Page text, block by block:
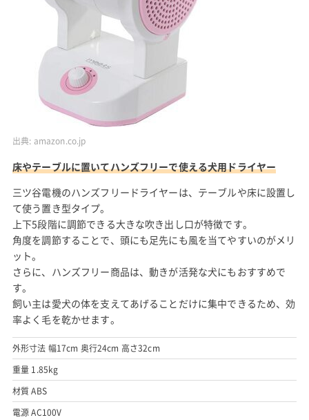
出典: amazon.co.jp
床やテーブルに置いてハンズフリーで使える犬用ドライヤー
三ツ谷電機のハンズフリードライヤーは、テーブルや床に設置し
て使う置き型タイプ。
上下5段階に調節できる大きな吹き出し口が特徴です。
角度を調節することで、頭にも足先にも風を当てやすいのがメリ
ット。
さらに、ハンズフリー商品は、動きが活発な犬にもおすすめで
す。
飼い主は愛犬の体を支えてあげることだけに集中できるため、効
率よく毛を乾かせます。
外形寸法 幅17cm 奥行24cm 高さ32cm
重量 1.85kg
材質 ABS
電源 AC100V